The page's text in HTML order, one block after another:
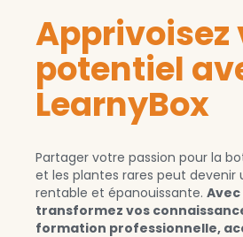
Apprivoisez
potentiel
LearnyBox
Partager votre passion pour la
et les plantes rares peut devenir
rentable et épanouissante. Avec
transformez vos
formation professionnelle,